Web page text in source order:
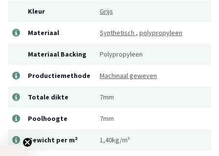
Kleur Grijs
Materiaal Synthetisch , polypropyleen
Materiaal Backing Polypropyleen
Productiemethode Machinaal geweven
Totale dikte 7mm
Poolhoogte 7mm
Gewicht per m² 1,40kg/m²